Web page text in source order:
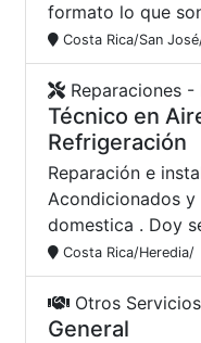
formato lo que
Costa Rica/San
Técnico en
Refrigeración
Reparaciones
Reparación e
Acondicionados
domestica . Doy
Costa Rica/Heredia/
General
Otros Servicios